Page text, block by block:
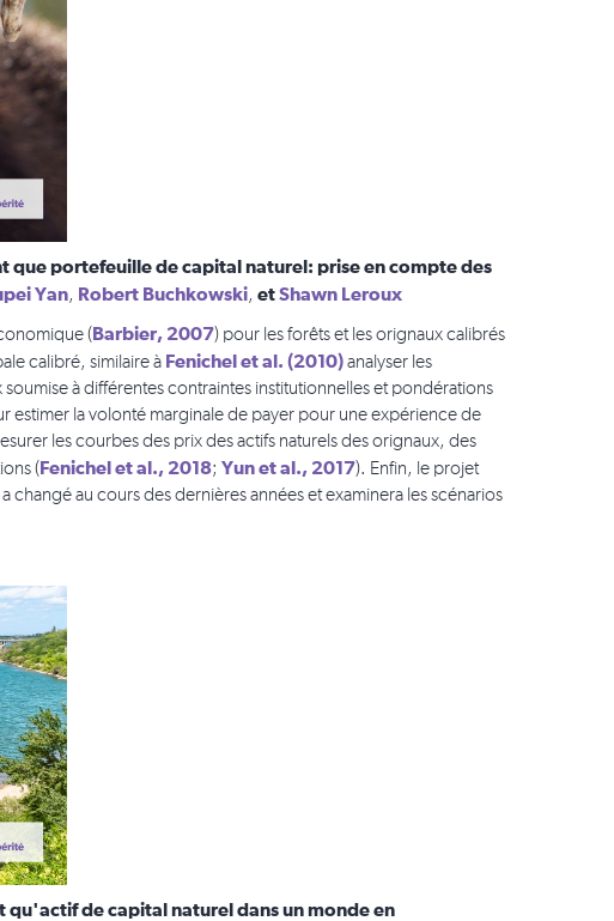
que portefeuille de capital naturel: prise en compte des
Yan, Robert Buchkowski, etShawn Leroux
( Barbier, 2007) pour les forêts et les orignaux calibrés
calibré, similaire à Fenichel et al. (2010)analyser les
à différentes contraintes institutionnelles et pondérations
estimer la volonté marginale de payer pour une expérience de
les courbes des prix des actifs naturels des orignaux, des
( Fenichel et al., 2018; Yun et al., 2017). Enfin, le projet
au cours des dernières années et examinera les scénarios
qu'actif de capital naturel dans un monde en